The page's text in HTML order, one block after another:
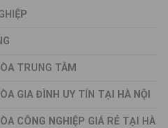
TRUNG TÂM
GIA ĐÌNH UY TÍN TẠI HÀ NỘI
CÔNG NGHIỆP GIÁ RẺ TẠI HÀ